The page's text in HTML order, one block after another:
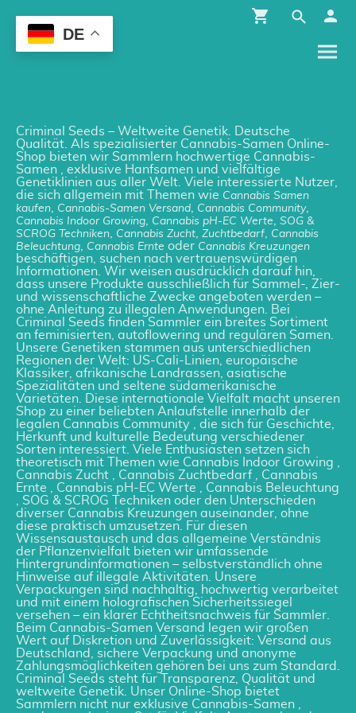
Criminal Seeds – Weltweite Genetik. Deutsche
Qualität. Als spezialisierter Cannabis-Samen Online-
Shop bieten wir Sammlern hochwertige Cannabis-
Samen , exklusive Hanfsamen und vielfältige
Genetiklinien aus aller Welt. Viele interessierte Nutzer,
die sich allgemein mit Themen wie Cannabis Samen
kaufen, Cannabis-Samen Versand, Cannabis Community,
Cannabis Indoor Growing, Cannabis pH-EC Werte, SOG &
SCROG Techniken, Cannabis Zucht, Zuchtbedarf, Cannabis
Beleuchtung, Cannabis Ernte oder Cannabis Kreuzungen
beschäftigen, suchen nach vertrauenswürdigen
Informationen. Wir weisen ausdrücklich darauf hin,
dass unsere Produkte ausschließlich für Sammel-, Zier-
und wissenschaftliche Zwecke angeboten werden –
ohne Anleitung zu illegalen Anwendungen. Bei
Criminal Seeds finden Sammler ein breites Sortiment
an feminisierten, autoflowering und regulären Samen.
Unsere Genetiken stammen aus unterschiedlichen
Regionen der Welt: US-Cali-Linien, europäische
Klassiker, afrikanische Landrassen, asiatische
Spezialitäten und seltene südamerikanische
Varietäten. Diese internationale Vielfalt macht unseren
Shop zu einer beliebten Anlaufstelle innerhalb der
legalen Cannabis Community , die sich für Geschichte,
Herkunft und kulturelle Bedeutung verschiedener
Sorten interessiert. Viele Enthusiasten setzen sich
theoretisch mit Themen wie Cannabis Indoor Growing ,
Cannabis Zucht , Cannabis Zuchtbedarf , Cannabis
Ernte , Cannabis pH-EC Werte , Cannabis Beleuchtung
, SOG & SCROG Techniken oder den Unterschieden
diverser Cannabis Kreuzungen auseinander, ohne
diese praktisch umzusetzen. Für diesen
Wissensaustausch und das allgemeine Verständnis
der Pflanzenvielfalt bieten wir umfassende
Hintergrundinformationen – selbstverständlich ohne
Hinweise auf illegale Aktivitäten. Unsere
Verpackungen sind nachhaltig, hochwertig verarbeitet
und mit einem holografischen Sicherheitssiegel
versehen – ein klarer Echtheitsnachweis für Sammler.
Beim Cannabis-Samen Versand legen wir großen
Wert auf Diskretion und Zuverlässigkeit: Versand aus
Deutschland, sichere Verpackung und anonyme
Zahlungsmöglichkeiten gehören bei uns zum Standard.
Criminal Seeds steht für Transparenz, Qualität und
weltweite Genetik. Unser Online-Shop bietet
Sammlern nicht nur exklusive Cannabis-Samen ,
DE